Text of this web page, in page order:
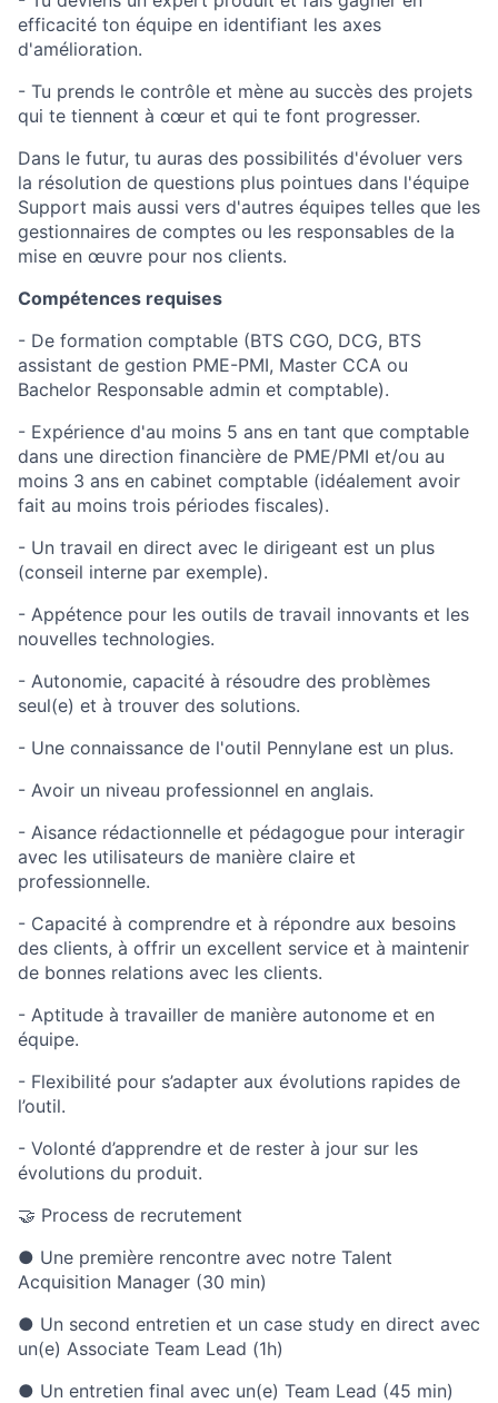
efficacité ton équipe en identifiant les axes
d'amélioration.
- Tu prends le contrôle et mène au succès des projets
qui te tiennent à cœur et qui te font progresser.
Dans le futur, tu auras des possibilités d'évoluer vers
la résolution de questions plus pointues dans l'équipe
Support mais aussi vers d'autres équipes telles que les
gestionnaires de comptes ou les responsables de la
mise en œuvre pour nos clients.
Compétences requises
- De formation comptable (BTS CGO, DCG, BTS
assistant de gestion PME-PMI, Master CCA ou
Bachelor Responsable admin et comptable).
- Expérience d'au moins 5 ans en tant que comptable
dans une direction financière de PME/PMI et/ou au
moins 3 ans en cabinet comptable (idéalement avoir
fait au moins trois périodes fiscales).
- Un travail en direct avec le dirigeant est un plus
(conseil interne par exemple).
- Appétence pour les outils de travail innovants et les
nouvelles technologies.
- Autonomie, capacité à résoudre des problèmes
seul(e) et à trouver des solutions.
- Une connaissance de l'outil Pennylane est un plus.
- Avoir un niveau professionnel en anglais.
- Aisance rédactionnelle et pédagogue pour interagir
avec les utilisateurs de manière claire et
professionnelle.
- Capacité à comprendre et à répondre aux besoins
des clients, à offrir un excellent service et à maintenir
de bonnes relations avec les clients.
- Aptitude à travailler de manière autonome et en
équipe.
- Flexibilité pour s’adapter aux évolutions rapides de
l’outil.
- Volonté d’apprendre et de rester à jour sur les
évolutions du produit.
🤝 Process de recrutement
● Une première rencontre avec notre Talent
Acquisition Manager (30 min)
● Un second entretien et un case study en direct avec
un(e) Associate Team Lead (1h)
● Un entretien final avec un(e) Team Lead (45 min)